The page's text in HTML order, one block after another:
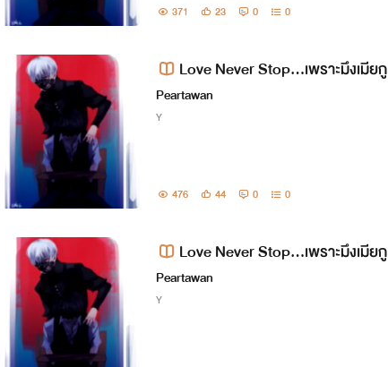
371 23 0 0
Love Never Stop...เพราะมึงเมียกู
Peartawan
Y
476 44 0 0
Love Never Stop...เพราะมึงเมียกู
Peartawan
Y